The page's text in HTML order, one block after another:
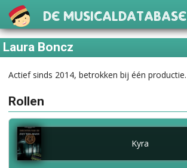
De Musicaldatabase
Laura Boncz
Actief sinds 2014, betrokken bij één productie.
Rollen
Kyra